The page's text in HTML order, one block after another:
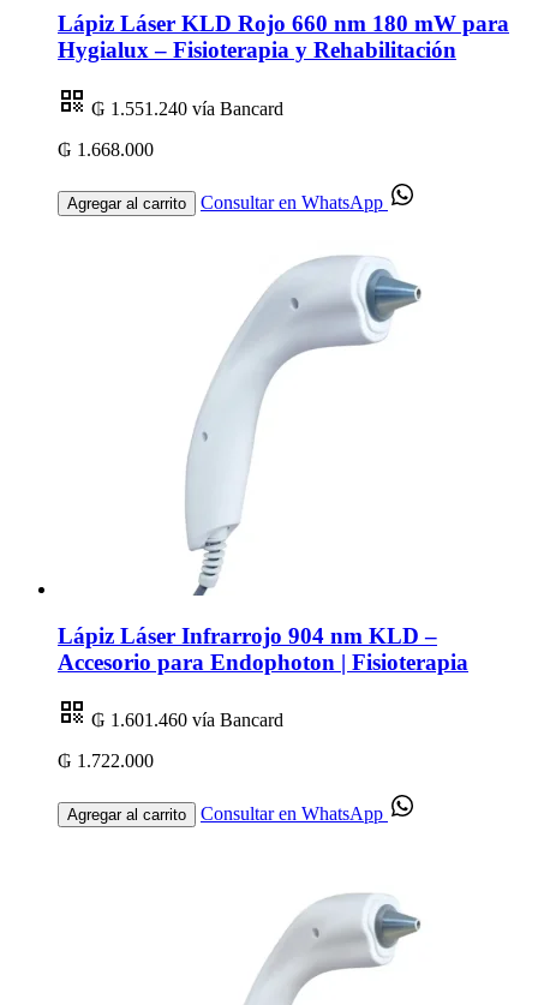
Lápiz Láser KLD Rojo 660 nm 180 mW para
Hygialux – Fisioterapia y Rehabilitación
₲ 1.551.240 vía Bancard
₲ 1.668.000
Agregar al carrito Consultar en WhatsApp
Lápiz Láser Infrarrojo 904 nm KLD –
Accesorio para Endophoton | Fisioterapia
₲ 1.601.460 vía Bancard
₲ 1.722.000
Agregar al carrito Consultar en WhatsApp